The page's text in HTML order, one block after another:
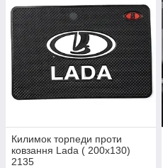
Килимок торпеди проти
ковзання Lada ( 200x130)
2135